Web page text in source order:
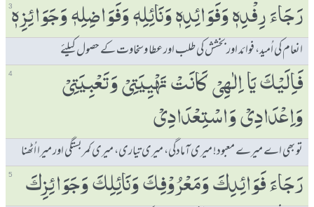
رَجَاءَ رِفْدِہٖ وَفَوَائِدِہٖ وَنَائِلِہٖ وَفَوَاضِلِہٖ وَجَوَائِزِہٖ3
انعام کی اُمید، فوائد اور بخشش کی طلب اور عطا وسخاوت کے حصول کیلئے
فَاِلَیْكَ یَا اِلٰھِیْ كَانَتْ تَھْیِیَتِیْ وَتَعْبِیَتِیْ
وَاِعْدَادِیْ وَاسْتِعْدَادِیْ
4
تو بھی اے میرے معبود! میری آمادگی، میری تیاری، میری کمربستگی اور میرا اُٹھنا
رَجَاءَ فَوَائِدِكَ وَمَعْرُوْفِكَ وَنَائِلِكَ وَجَوَائِزِكَ 5